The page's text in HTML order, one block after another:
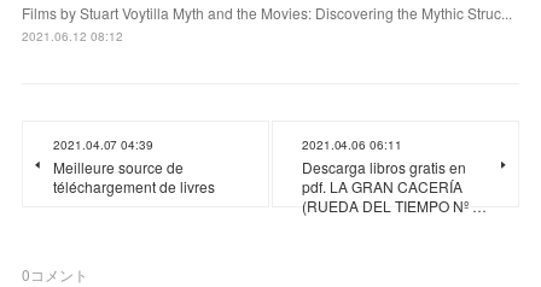
Films by Stuart Voytilla Myth and the Movies: Discovering the Mythic Struc...
2021.06.12 08:12
2021.04.07 04:39
Meilleure source de
téléchargement de livres
2021.04.06 06:11
Descarga libros gratis en
pdf. LA GRAN CACERÍA
(RUEDA DEL TIEMPO Nº …
0コメント